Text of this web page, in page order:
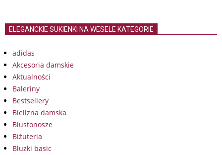
ELEGANCKIE SUKIENKI NA WESELE KATEGORIE
adidas
Akcesoria damskie
Aktualności
Baleriny
Bestsellery
Bielizna damska
Biustonosze
Biżuteria
Bluzki basic